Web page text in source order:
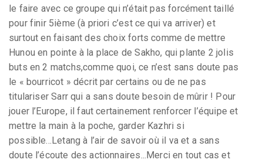
le faire avec ce groupe qui n’était pas forcément taillé
pour finir 5ième (à priori c’est ce qui va arriver) et
surtout en faisant des choix forts comme de mettre
Hunou en pointe à la place de Sakho, qui plante 2 jolis
buts en 2 matchs,comme quoi, ce n’est sans doute pas
le « bourricot » décrit par certains ou de ne pas
titulariser Sarr qui a sans doute besoin de mûrir ! Pour
jouer l’Europe, il faut certainement renforcer l’équipe et
mettre la main à la poche, garder Kazhri si
possible...Letang à l’air de savoir où il va et a sans
doute l’écoute des actionnaires...Merci en tout cas et